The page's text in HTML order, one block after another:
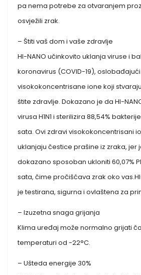
pa nema potrebe za otvaranjem
osvježili zrak.
– Štiti vaš dom i vaše zdravlje
HI-NANO učinkovito uklanja viruse i
koronavirus (COVID-19), oslobađajući
visokokoncentrisane ione koji
štite zdravlje. Dokazano je da HI-
virusa H1N1 i sterilizira 88,54%
sata. Ovi zdravi visokokoncentrisani
uklanjaju čestice prašine iz zraka, jer
dokazano sposoban ukloniti 60,07%
sata, čime pročišćava zrak oko
je testirana, sigurna i ovlaštena za
– Izuzetna snaga grijanja
Klima uređaj može normalno grijati
temperaturi od -22°C.
– Ušteda energije 30%